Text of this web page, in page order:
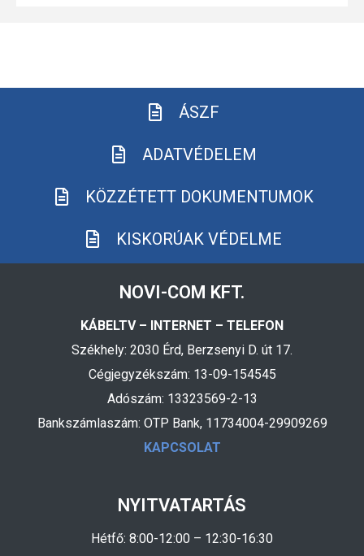
ÁSZF
ADATVÉDELEM
KÖZZÉTETT DOKUMENTUMOK
KISKORÚAK VÉDELME
NOVI-COM KFT.
KÁBELTV – INTERNET – TELEFON
Székhely: 2030 Érd, Berzsenyi D. út 17.
Cégjegyzékszám: 13-09-154545
Adószám: 13323569-2-13
Bankszámlaszám: OTP Bank, 11734004-29909269
KAPCSOLAT
NYITVATARTÁS
Hétfő: 8:00-12:00 – 12:30-16:30